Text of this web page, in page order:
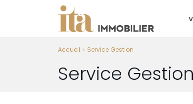
Accueil Service Gestion
Service Gestion